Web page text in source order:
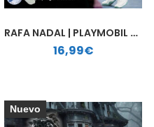
RAFA NADAL | PLAYMOBIL PERSONALIZADO
16,99€
Nuevo